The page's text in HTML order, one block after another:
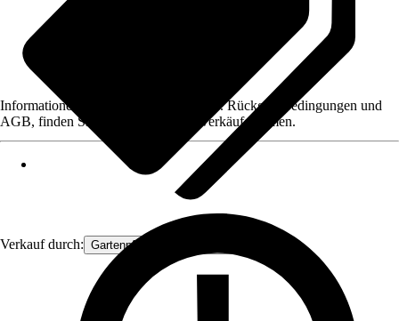
Verkauf durch: Gartenpflanzen Ammerland
Informationen des Verkäufers, wie z. B. Rückgabebedingungen und
AGB, finden Sie bei Klick auf den Verkäufernamen.